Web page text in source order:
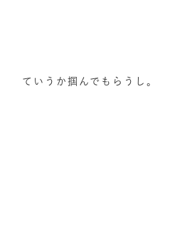
ていうか掴んでもらうし。